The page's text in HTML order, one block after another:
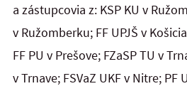
a zástupcovia z: KSP KU v
v Ružomberku; FF UPJŠ v
FF PU v Prešove; FZaSP TU v
v Trnave; FSVaZ UKF v Nitre; PF